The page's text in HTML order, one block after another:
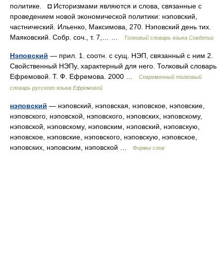
политике. ◘ Историзмами являются и слова, связанные с
проведением новой экономической политики: нэповский,
частнический. Ильенко, Максимова, 270. Нэповский день тих.
Маяковский. Собр. соч., т. 7,… …
Толковый словарь языка Совдепии
Нэповский — прил. 1. соотн. с сущ. НЭП, связанный с ним 2.
Свойственный НЭПу, характерный для него. Толковый словарь
Ефремовой. Т. Ф. Ефремова. 2000 …
Современный толковый
словарь русского языка Ефремовой
нэповский — нэповский, нэповская, нэповское, нэповские,
нэповского, нэповской, нэповского, нэповских, нэповскому,
нэповской, нэповскому, нэповским, нэповский, нэповскую,
нэповское, нэповские, нэповского, нэповскую, нэповское,
нэповских, нэповским, нэповской …
Формы слов